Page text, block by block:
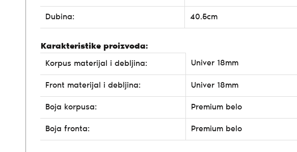
Dubina: 40.5cm
Karakteristike proizvoda:
Korpus materijal i debljina:
Univer 18mm
Front materijal i debljina: Univer 18mm
Boja korpusa: Premium belo
Boja fronta: Premium belo